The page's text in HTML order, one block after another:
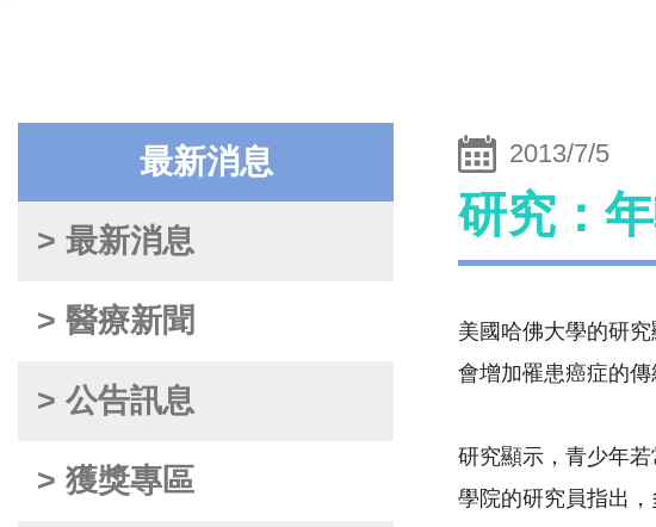
最新消息
> 最新消息
> 醫療新聞
> 公告訊息
> 獲獎專區
2013/7/5
研究：
美國哈佛大學的研
會增加罹患癌症的
研究顯示，青少年
學院的研究員指出